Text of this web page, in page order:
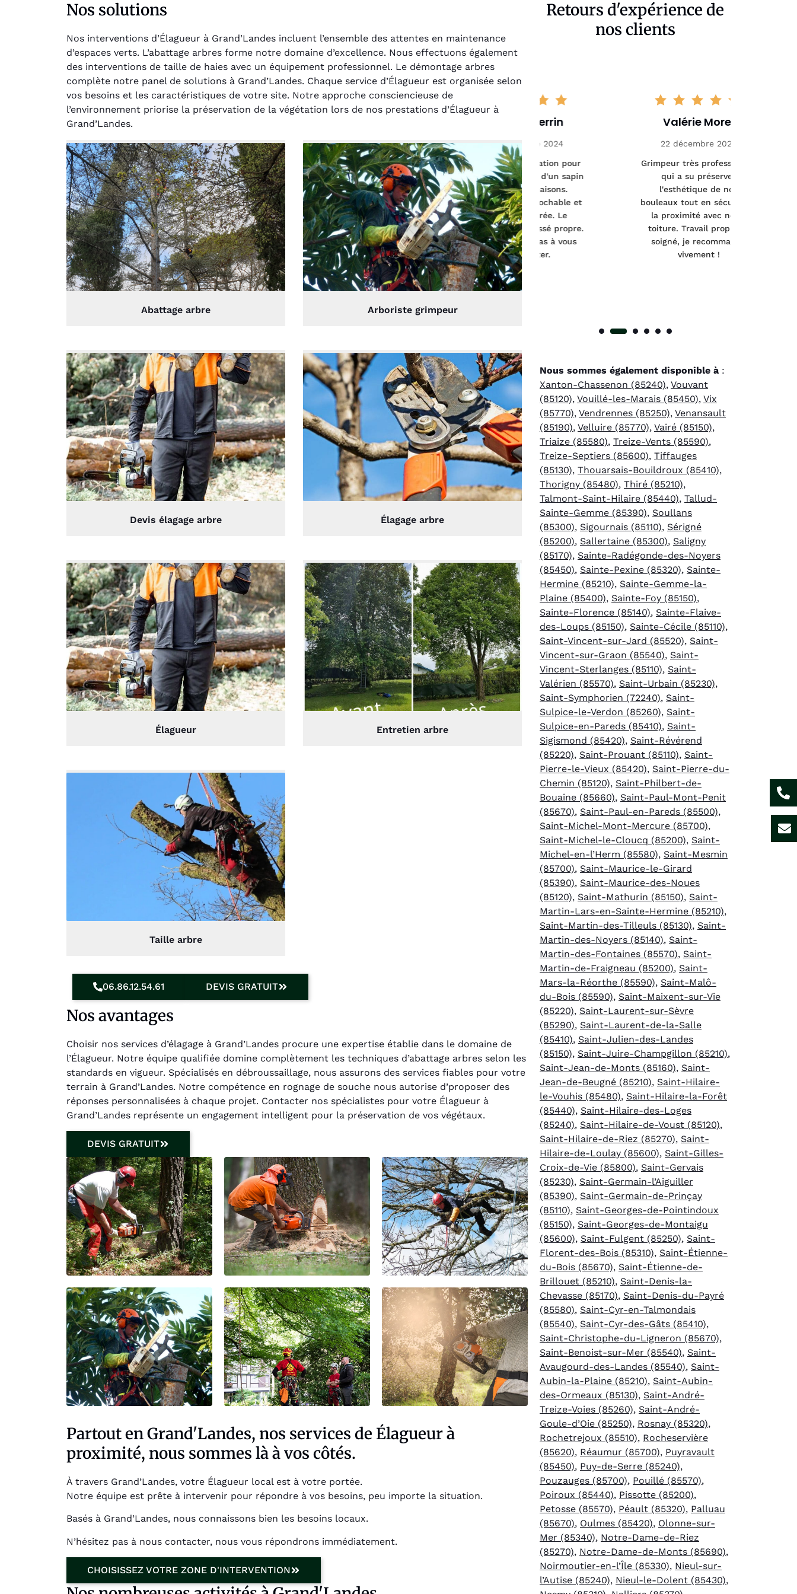
Nos solutions
Nos interventions d’Élagueur à Grand’Landes incluent l’ensemble des attentes en maintenance
d’espaces verts. L’abattage arbres forme notre domaine d’excellence. Nous effectuons également
des interventions de taille de haies avec un équipement professionnel. Le démontage arbres
complète notre panel de solutions à Grand’Landes. Chaque service d’Élagueur est organisée selon
vos besoins et les caractéristiques de votre site. Notre approche consciencieuse de
l’environnement priorise la préservation de la végétation lors de nos prestations d’Élagueur à
Grand’Landes.
Abattage arbre Arboriste grimpeur
Devis élagage arbre Élagage arbre
Élagueur Entretien arbre
Taille arbre
06.86.12.54.61 DEVIS GRATUIT
Nos avantages
Choisir nos services d’élagage à Grand’Landes procure une expertise établie dans le domaine de
l’Élagueur. Notre équipe qualifiée domine complètement les techniques d’abattage arbres selon les
standards en vigueur. Spécialisés en débroussaillage, nous assurons des services fiables pour votre
terrain à Grand’Landes. Notre compétence en rognage de souche nous autorise d’proposer des
réponses personnalisées à chaque projet. Contacter nos spécialistes pour votre Élagueur à
Grand’Landes représente un engagement intelligent pour la préservation de vos végétaux.
DEVIS GRATUIT
Partout en Grand'Landes, nos services de Élagueur à
proximité, nous sommes là à vos côtés.
À travers Grand’Landes, votre Élagueur local est à votre portée.
Notre équipe est prête à intervenir pour répondre à vos besoins, peu importe la situation.
Basés à Grand’Landes, nous connaissons bien les besoins locaux.
N’hésitez pas à nous contacter, nous vous répondrons immédiatement.
CHOISISSEZ VOTRE ZONE D'INTERVENTION
Retours d'expérience de
nos clients
21 juin 2024
Le service de terrassement
jardin à Var était
exceptionnel. L'équipe a
travaillé de manière efficace
et professionnelle, laissant
notre jardin impeccable et
prêt pour notre nouveau
projet d'aménagement
paysager.
14 décembre 2024
Excellente prestation pour
l'abattage délicat d'un sapin
entre deux maisons.
Technicité irréprochable et
sécurité assurée. Le
chantier a été laissé propre.
Je n'hésiterai pas à vous
recontacter.
Valérie Morel
22 décembre 2024
Grimpeur très professionnel
qui a su préserver
l'esthétique de nos
bouleaux tout en sécurisant
la proximité avec notre
toiture. Travail propre et
soigné, je recommande
Nous sommes également disponible à :
Xanton-Chassenon (85240), Vouvant
(85120), Vouillé-les-Marais (85450), Vix
(85770), Vendrennes (85250), Venansault
(85190), Velluire (85770), Vairé (85150),
Triaize (85580), Treize-Vents (85590),
Treize-Septiers (85600), Tiffauges
(85130), Thouarsais-Bouildroux (85410),
Thorigny (85480), Thiré (85210),
Talmont-Saint-Hilaire (85440), Tallud-
Sainte-Gemme (85390), Soullans
(85300), Sigournais (85110), Sérigné
(85200), Sallertaine (85300), Saligny
(85170), Sainte-Radégonde-des-Noyers
(85450), Sainte-Pexine (85320), Sainte-
Hermine (85210), Sainte-Gemme-la-
Plaine (85400), Sainte-Foy (85150),
Sainte-Florence (85140), Sainte-Flaive-
des-Loups (85150), Sainte-Cécile (85110),
Saint-Vincent-sur-Jard (85520), Saint-
Vincent-sur-Graon (85540), Saint-
Vincent-Sterlanges (85110), Saint-
Valérien (85570), Saint-Urbain (85230),
Saint-Symphorien (72240), Saint-
Sulpice-le-Verdon (85260), Saint-
Sulpice-en-Pareds (85410), Saint-
Sigismond (85420), Saint-Révérend
(85220), Saint-Prouant (85110), Saint-
Pierre-le-Vieux (85420), Saint-Pierre-du-
Chemin (85120), Saint-Philbert-de-
Bouaine (85660), Saint-Paul-Mont-Penit
(85670), Saint-Paul-en-Pareds (85500),
Saint-Michel-Mont-Mercure (85700),
Saint-Michel-le-Cloucq (85200), Saint-
Michel-en-l’Herm (85580), Saint-Mesmin
(85700), Saint-Maurice-le-Girard
(85390), Saint-Maurice-des-Noues
(85120), Saint-Mathurin (85150), Saint-
Martin-Lars-en-Sainte-Hermine (85210),
Saint-Martin-des-Tilleuls (85130), Saint-
Martin-des-Noyers (85140), Saint-
Martin-des-Fontaines (85570), Saint-
Martin-de-Fraigneau (85200), Saint-
Mars-la-Réorthe (85590), Saint-Malô-
du-Bois (85590), Saint-Maixent-sur-Vie
(85220), Saint-Laurent-sur-Sèvre
(85290), Saint-Laurent-de-la-Salle
(85410), Saint-Julien-des-Landes
(85150), Saint-Juire-Champgillon (85210),
Saint-Jean-de-Monts (85160), Saint-
Jean-de-Beugné (85210), Saint-Hilaire-
le-Vouhis (85480), Saint-Hilaire-la-Forêt
(85440), Saint-Hilaire-des-Loges
(85240), Saint-Hilaire-de-Voust (85120),
Saint-Hilaire-de-Riez (85270), Saint-
Hilaire-de-Loulay (85600), Saint-Gilles-
Croix-de-Vie (85800), Saint-Gervais
(85230), Saint-Germain-l’Aiguiller
(85390), Saint-Germain-de-Prinçay
(85110), Saint-Georges-de-Pointindoux
(85150), Saint-Georges-de-Montaigu
(85600), Saint-Fulgent (85250), Saint-
Florent-des-Bois (85310), Saint-Étienne-
du-Bois (85670), Saint-Étienne-de-
Brillouet (85210), Saint-Denis-la-
Chevasse (85170), Saint-Denis-du-Payré
(85580), Saint-Cyr-en-Talmondais
(85540), Saint-Cyr-des-Gâts (85410),
Saint-Christophe-du-Ligneron (85670),
Saint-Benoist-sur-Mer (85540), Saint-
Avaugourd-des-Landes (85540), Saint-
Aubin-la-Plaine (85210), Saint-Aubin-
des-Ormeaux (85130), Saint-André-
Treize-Voies (85260), Saint-André-
Goule-d’Oie (85250), Rosnay (85320),
Rochetrejoux (85510), Rocheservière
(85620), Réaumur (85700), Puyravault
(85450), Puy-de-Serre (85240),
Pouzauges (85700), Pouillé (85570),
Poiroux (85440), Pissotte (85200),
Petosse (85570), Péault (85320), Palluau
(85670), Oulmes (85420), Olonne-sur-
Mer (85340), Notre-Dame-de-Riez
(85270), Notre-Dame-de-Monts (85690),
Noirmoutier-en-l’Île (85330), Nieul-sur-
l’Autise (85240), Nieul-le-Dolent (85430),